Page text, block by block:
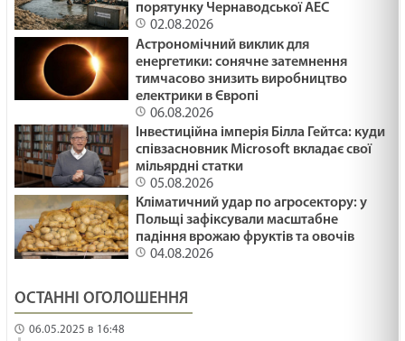
порятунку Чернаводської АЕС
02.08.2026
Астрономічний виклик для
енергетики: сонячне затемнення
тимчасово знизить виробництво
електрики в Європі
06.08.2026
Інвестиційна імперія Білла Гейтса: куди
співзасновник Microsoft вкладає свої
мільярдні статки
05.08.2026
Кліматичний удар по агросектору: у
Польщі зафіксували масштабне
падіння врожаю фруктів та овочів
04.08.2026
ОСТАННІ ОГОЛОШЕННЯ
06.05.2025 в 16:48